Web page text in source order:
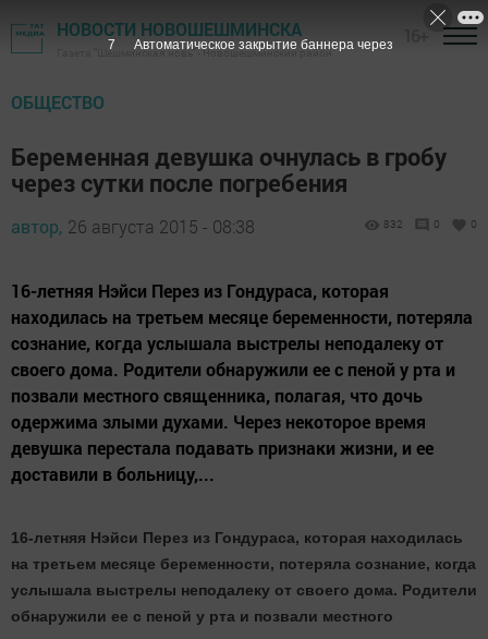
НОВОСТИ НОВОШЕШМИНСКА
Газета "Шешминская новь" - Новошешминский район
ОБЩЕСТВО
Беременная девушка очнулась в гробу
через сутки после погребения
автор, 26 августа 2015 - 08:38 832 0 0
16-летняя Нэйси Перез из Гондураса, которая
находилась на третьем месяце беременности, потеряла
сознание, когда услышала выстрелы неподалеку от
своего дома. Родители обнаружили ее с пеной у рта и
позвали местного священника, полагая, что дочь
одержима злыми духами. Через некоторое время
девушка перестала подавать признаки жизни, и ее
доставили в больницу,...
16-летняя Нэйси Перез из Гондураса, которая находилась
на третьем месяце беременности, потеряла сознание, когда
услышала выстрелы неподалеку от своего дома. Родители
обнаружили ее с пеной у рта и позвали местного
6 Автоматическое закрытие баннера через